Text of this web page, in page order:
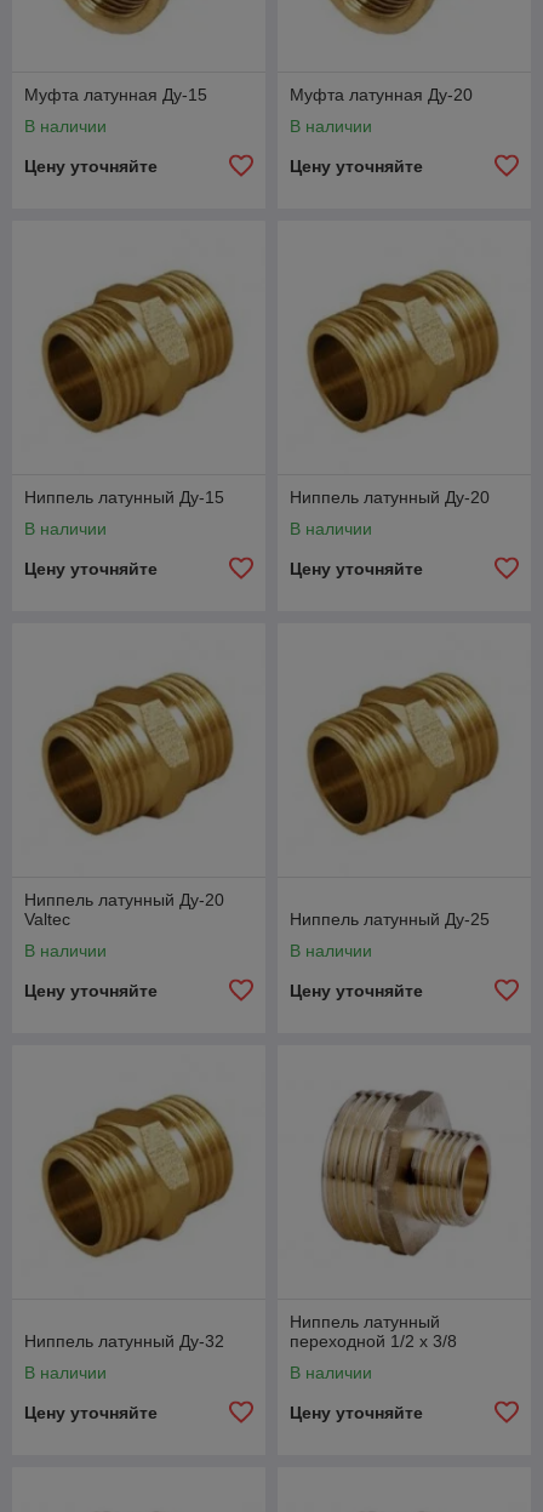
Муфта латунная Ду-15
В наличии
Цену уточняйте
Муфта латунная Ду-20
В наличии
Цену уточняйте
Ниппель латунный Ду-15
В наличии
Цену уточняйте
Ниппель латунный Ду-20
В наличии
Цену уточняйте
Ниппель латунный Ду-20
Valtec
В наличии
Цену уточняйте
Ниппель латунный Ду-25
В наличии
Цену уточняйте
Ниппель латунный Ду-32
В наличии
Цену уточняйте
Ниппель латунный
переходной 1/2 х 3/8
В наличии
Цену уточняйте